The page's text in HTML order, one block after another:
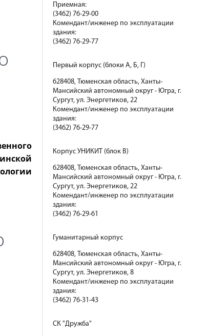
Приемная:
(3462) 76-29-00
Комендант/инженер по эксплуатации
здания:
(3462) 76-29-77
Первый корпус (блоки А, Б, Г)
628408, Тюменская область, Ханты-
Мансийский автономный округ - Югра, г.
Сургут, ул. Энергетиков, 22
Комендант/инженер по эксплуатации
здания:
(3462) 76-29-77
Корпус УНИКИТ (блок В)
628408, Тюменская область, Ханты-
Мансийский автономный округ - Югра, г.
Сургут, ул. Энергетиков, 22
Комендант/инженер по эксплуатации
здания:
(3462) 76-29-61
Гуманитарный корпус
628408, Тюменская область, Ханты-
Мансийский автономный округ - Югра, г.
Сургут, ул. Энергетиков, 8
Комендант/инженер по эксплуатации
здания:
(3462) 76-31-43
СК "Дружба"